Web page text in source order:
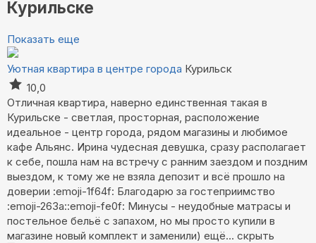
Курильске
Показать еще
Уютная квартира в центре города Курильск
10,0
Отличная квартира, наверно единственная такая в
Курильске - светлая, просторная, расположение
идеальное - центр города, рядом магазины и любимое
кафе Альянс. Ирина чудесная девушка, сразу располагает
к себе, пошла нам на встречу с ранним заездом и поздним
выездом, к тому же не взяла депозит и всё прошло на
доверии :emoji-1f64f: Благодарю за гостеприимство
:emoji-263a::emoji-fe0f: Минусы - неудобные матрасы и
постельное бельё с запахом, но мы просто купили в
магазине новый комплект и заменили) ещё... скрыть